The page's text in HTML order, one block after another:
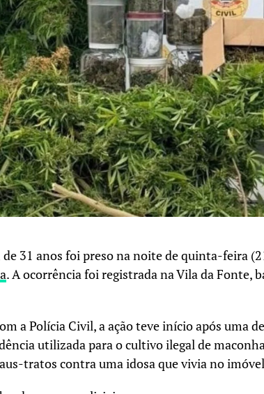
31 anos foi preso na noite de quinta-feira
. A ocorrência foi registrada na Vila da Fonte,
a Polícia Civil, a ação teve início após uma
utilizada para o cultivo ilegal de
tratos contra uma idosa que vivia no